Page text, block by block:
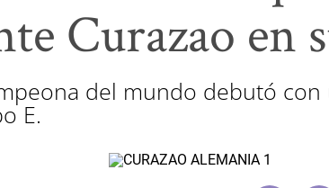
Curazao en
del mundo debutó
E.